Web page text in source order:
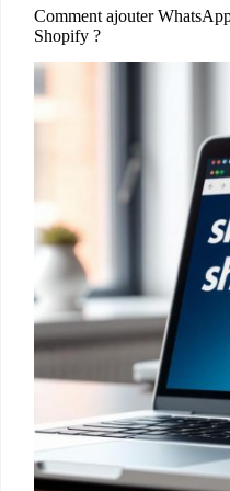
Comment ajouter
Shopify ?